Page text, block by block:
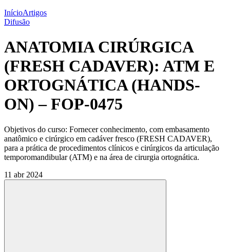
InícioArtigos
Difusão
ANATOMIA CIRÚRGICA
(FRESH CADAVER): ATM E
ORTOGNÁTICA (HANDS-
ON) – FOP-0475
Objetivos do curso: Fornecer conhecimento, com embasamento
anatômico e cirúrgico em cadáver fresco (FRESH CADAVER),
para a prática de procedimentos clínicos e cirúrgicos da articulação
temporomandibular (ATM) e na área de cirurgia ortognática.
11 abr 2024